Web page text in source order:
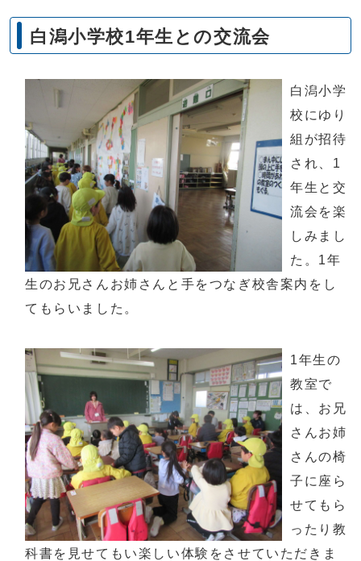
白潟小学校1年生との交流会
白潟小学
校にゆり
組が招待
され、1
年生と交
流会を楽
しみまし
た。1年
生のお兄さんお姉さんと手をつなぎ校舎案内をし
てもらいました。
1年生の
教室で
は、お兄
さんお姉
さんの椅
子に座ら
せてもら
ったり教
科書を見せてもい楽しい体験をさせていただきま